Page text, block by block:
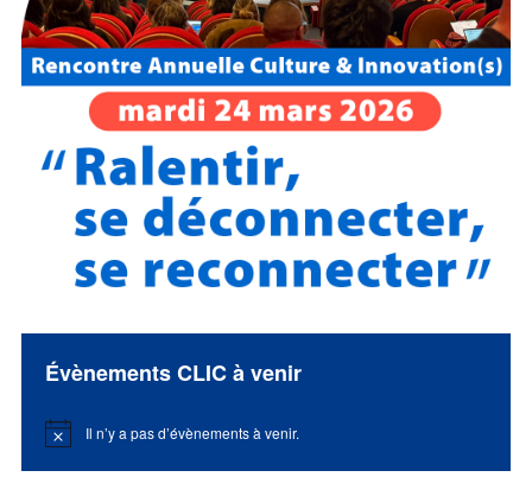
Évènements CLIC à venir
Notice Il n’y a pas d’évènements à venir.